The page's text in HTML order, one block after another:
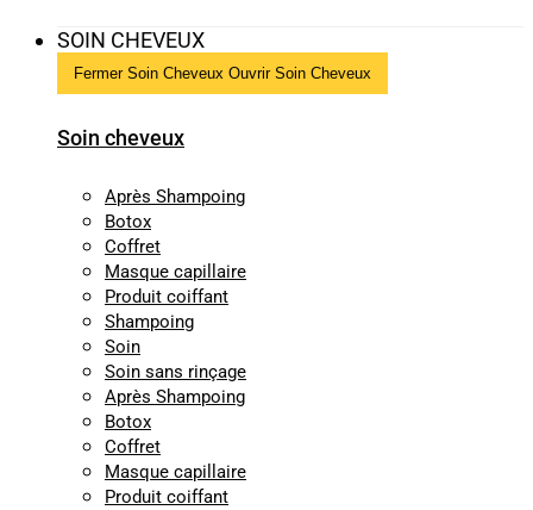
SOIN CHEVEUX
Fermer Soin Cheveux Ouvrir Soin Cheveux
Soin cheveux
Après Shampoing
Botox
Coffret
Masque capillaire
Produit coiffant
Shampoing
Soin
Soin sans rinçage
Après Shampoing
Botox
Coffret
Masque capillaire
Produit coiffant